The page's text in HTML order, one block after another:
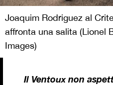
Joaquim Rodriguez al
affronta una salita (Lionel
Images)
Il Ventoux non